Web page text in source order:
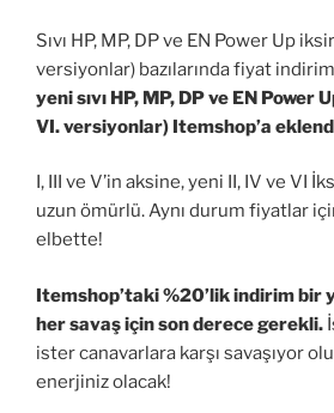
Sıvı HP, MP, DP ve EN Power Up
versiyonlar) bazılarında fiyat
yeni sıvı HP, MP, DP ve EN Power
VI. versiyonlar) Itemshop’a
I, III ve V’in aksine, yeni II, IV ve VI
uzun ömürlü. Aynı durum fiyatlar
elbette!
Itemshop’taki %20’lik indirim bir
her savaş için son derece gerekli.
ister canavarlara karşı savaşıyor
enerjiniz olacak!